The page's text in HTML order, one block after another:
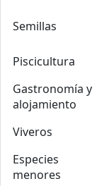
Semillas
Piscicultura
Gastronomía y
alojamiento
Viveros
Especies
menores